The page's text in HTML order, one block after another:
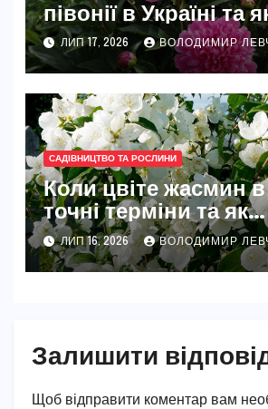
півонії в Україні та
розкрити їхню
ЛИП 17, 2026 ВОЛОДИМИР
САДІВНИЦТВО ТА РОСЛИНИ
Коли цвіте жасмин в
точні терміни та як
забезпечити рясне
ЛИП 16, 2026 ВОЛОДИМИР
Залишити
Щоб відправити коментар вам